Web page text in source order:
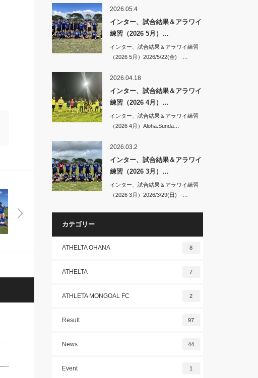
2026.05.4
インター、試合結果＆アラワイ
練習（2026 5月）…
インター、試合結果＆アラワイ練習
（2026 5月）2026/5/22(金) …
2026.04.18
インター、試合結果＆アラワイ
練習（2026 4月）…
インター、試合結果＆アラワイ練習
（2026 4月）Aloha.Sunda…
2026.03.2
インター、試合結果＆アラワイ
練習（2026 3月）…
インター、試合結果＆アラワイ練習
（2026 3月）2026/3/29(日) …
カテゴリー
ATHELTA OHANA 8
ATHELTA 7
ATHLETA MONGOAL FC 2
Result 97
News 44
Event 1